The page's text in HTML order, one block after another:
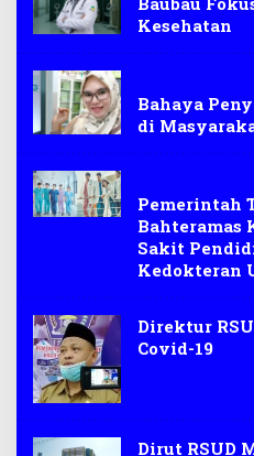
Kesehatan
Bahaya
di
Pemerintah
Bahteramas
Sakit
Kedokteran
Direktur
Covid-19
Dirut RSUD